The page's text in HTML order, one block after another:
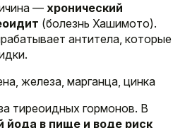
— хронический
(болезнь Хашимото).
антитела, которые
железа, марганца, цинка
тиреоидных гормонов. В
йода в пище и воде риск